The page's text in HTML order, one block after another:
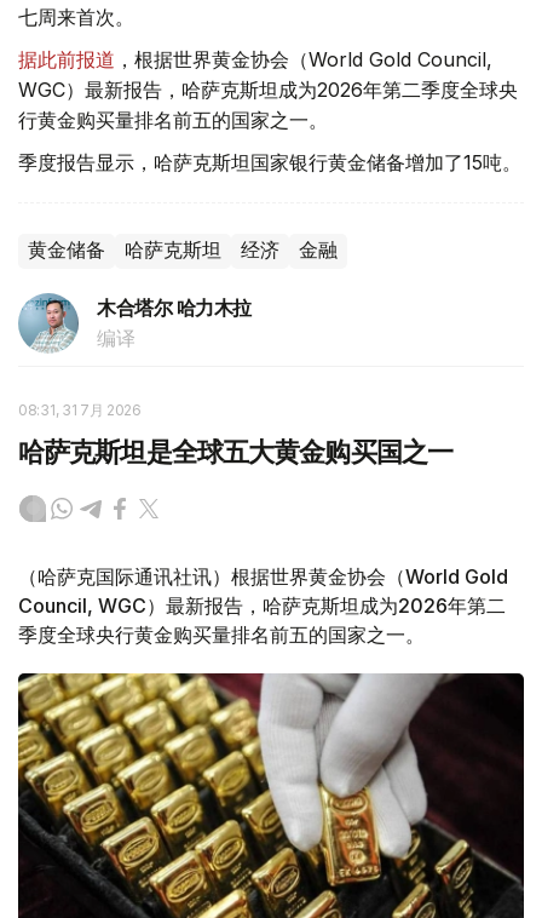
七周来首次。
据此前报道 ，根据世界黄金协会（World Gold Council,
WGC）最新报告，哈萨克斯坦成为2026年第二季度全球央
行黄金购买量排名前五的国家之一。
季度报告显示，哈萨克斯坦国家银行黄金储备增加了15吨。
黄金储备 哈萨克斯坦 经济 金融
木合塔尔 哈力木拉
编译
08:31, 31 7月 2026
哈萨克斯坦是全球五大黄金购买国之一
（哈萨克国际通讯社讯）根据世界黄金协会（World Gold
Council, WGC）最新报告，哈萨克斯坦成为2026年第二
季度全球央行黄金购买量排名前五的国家之一。